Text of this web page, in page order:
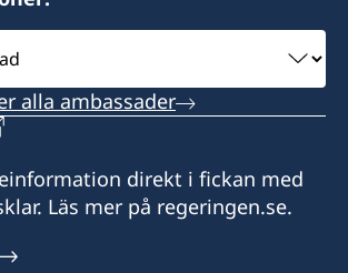
alla ambassader
direkt i fickan med
Läs mer på regeringen.se.